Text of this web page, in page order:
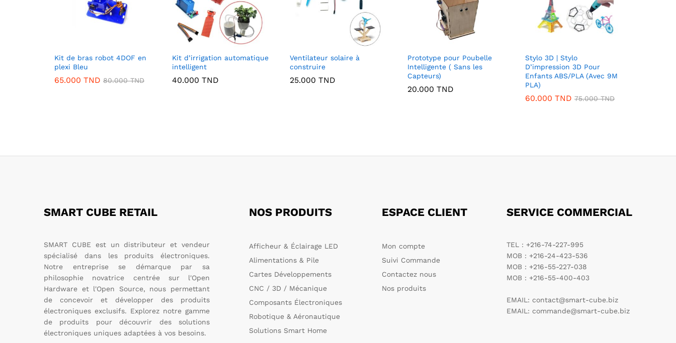
Kit de bras robot 4DOF en
plexi Bleu
65.000 TND 80.000TND
Kit d’irrigation automatique
intelligent
40.000 TND
Ventilateur solaire à
construire
25.000 TND
Prototype pour Poubelle
Intelligente ( Sans les
Capteurs)
20.000 TND
Stylo 3D | Stylo
D’impression 3D Pour
Enfants ABS/PLA (Avec 9M
PLA)
60.000 TND 75.000TND
SMART CUBE RETAIL
SMART CUBE est un distributeur et vendeur
spécialisé dans les produits électroniques.
Notre entreprise se démarque par sa
philosophie novatrice centrée sur l'Open
Hardware et l'Open Source, nous permettant
de concevoir et développer des produits
électroniques exclusifs. Explorez notre gamme
de produits pour découvrir des solutions
électroniques uniques adaptées à vos besoins.
NOS PRODUITS
Afficheur & Éclairage LED
Alimentations & Pile
Cartes Développements
CNC / 3D / Mécanique
Composants Électroniques
Robotique & Aéronautique
Solutions Smart Home
ESPACE CLIENT
Mon compte
Suivi Commande
Contactez nous
Nos produits
SERVICE COMMERCIAL
TEL : +216-74-227-995
MOB : +216-24-423-536
MOB : +216-55-227-038
MOB : +216-55-400-403
EMAIL: contact@smart-cube.biz
EMAIL: commande@smart-cube.biz